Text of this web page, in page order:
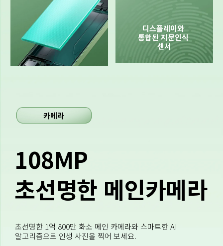
디스플레이와
통합된 지문인식
센서
카메라
108MP
초선명한 메인카메라
초선명한 1억 800만 화소 메인 카메라와 스마트한 AI
알고리즘으로 인생 사진을 찍어 보세요.